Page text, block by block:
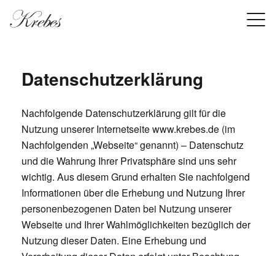
Datenschutzerklärung
Nachfolgende Datenschutzerklärung gilt für die
Nutzung unserer Internetseite www.krebes.de (im
Nachfolgenden „Webseite“ genannt) – Datenschutz
und die Wahrung Ihrer Privatsphäre sind uns sehr
wichtig. Aus diesem Grund erhalten Sie nachfolgend
Informationen über die Erhebung und Nutzung Ihrer
personenbezogenen Daten bei Nutzung unserer
Webseite und Ihrer Wahlmöglichkeiten bezüglich der
Nutzung dieser Daten. Eine Erhebung und